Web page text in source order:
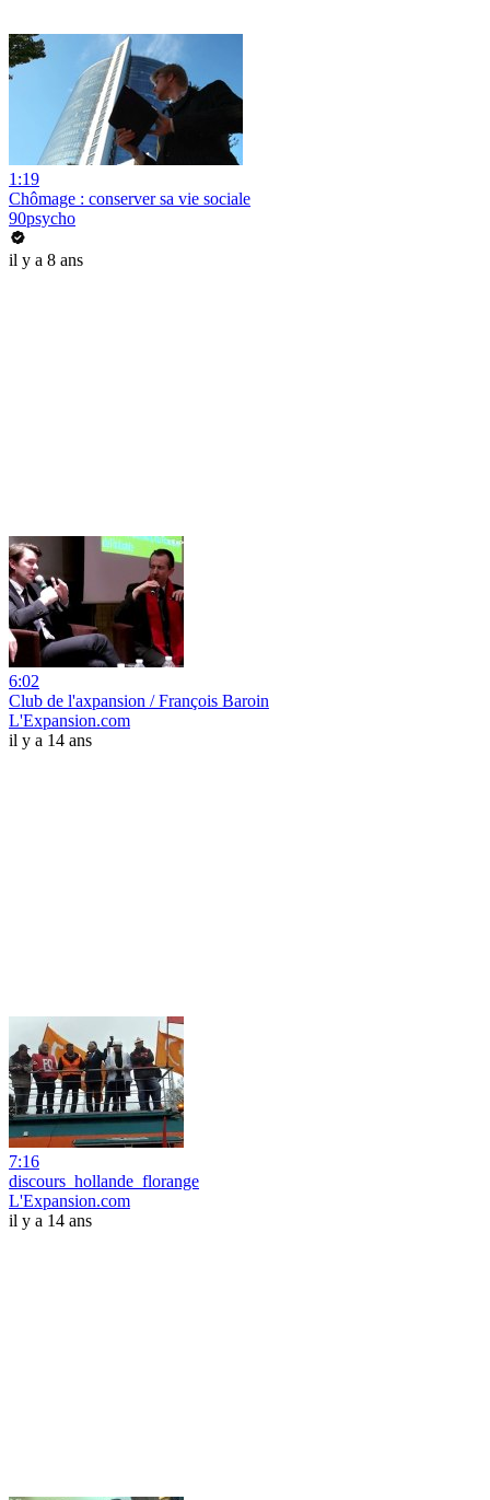
1:19
Chômage : conserver sa vie sociale
90psycho
il y a 8 ans
6:02
Club de l'axpansion / François Baroin
L'Expansion.com
il y a 14 ans
7:16
discours_hollande_florange
L'Expansion.com
il y a 14 ans